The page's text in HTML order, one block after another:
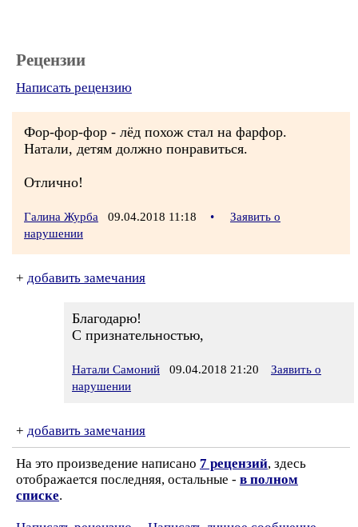
Рецензии
Написать рецензию
Фор-фор-фор - лёд похож стал на фарфор.
Натали, детям должно понравиться.
Отлично!
Галина Журба 09.04.2018 11:18 •
Заявить о
нарушении
+ добавить замечания
Благодарю!
С признательностью,
Натали Самоний 09.04.2018 21:20
Заявить о
нарушении
+ добавить замечания
На это произведение написано 7 рецензий, здесь
отображается последняя, остальные - в полном
списке.